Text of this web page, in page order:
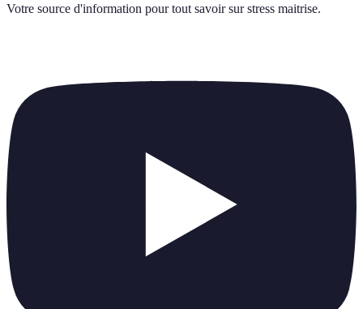
Votre source d'information pour tout savoir sur stress maitrise.